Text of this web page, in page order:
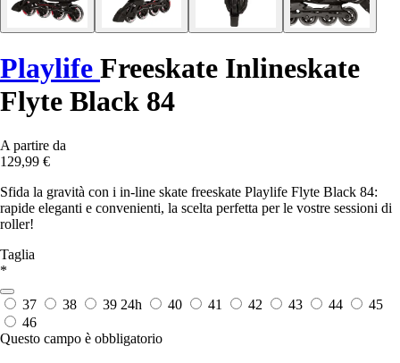
Playlife Freeskate Inlineskate
Flyte Black 84
A partire da
129,99 €
Sfida la gravità con i in-line skate freeskate Playlife Flyte Black 84:
rapide eleganti e convenienti, la scelta perfetta per le vostre sessioni di
roller!
Taglia
*
37 38 39 24h 40 41 42 43 44
45
46
Questo campo è obbligatorio